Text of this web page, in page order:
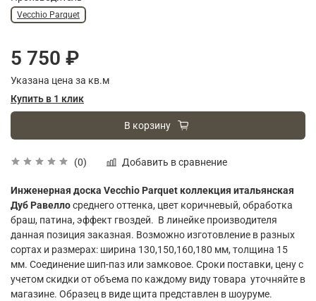
(0) Добавить в сравнение
Vecchio Parquet
5 750 ₽
Указана цена за кв.м
Купить в 1 клик
В корзину
Инженерная доска Vecchio Parquet коллекция итальянская
Дуб Равеллосреднего оттенка, цвет коричневый, обработка
браш, патина, эффект гвоздей. В линейке производителя
данная позиция заказная. Возможно изготовление в разных
сортах и размерах: ширина 130,150,160,180 мм, толщина 15
мм. Соединение шип-паз или замковое. Сроки поставки, цену с
учетом скидки от объема по каждому виду товара уточняйте в
магазине. Образец в виде щита представлен в шоуруме.